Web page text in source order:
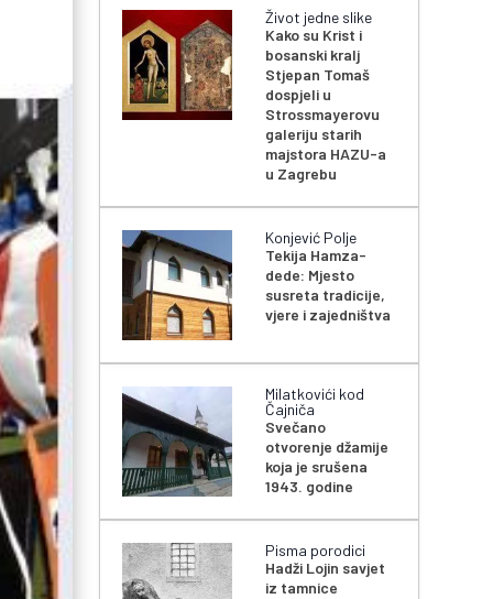
Život jedne slike
Kako su Krist i
bosanski kralj
Stjepan Tomaš
dospjeli u
Strossmayerovu
galeriju starih
majstora HAZU-a
u Zagrebu
Konjević Polje
Tekija Hamza-
dede: Mjesto
susreta tradicije,
vjere i zajedništva
Milatkovići kod
Čajniča
Svečano
otvorenje džamije
koja je srušena
1943. godine
Pisma porodici
Hadži Lojin savjet
iz tamnice